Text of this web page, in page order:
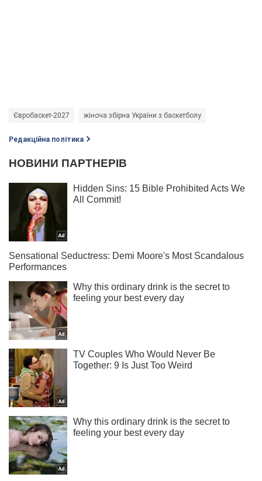
Євробаскет-2027 жіноча збірна України з баскетболу
Редакційна політика